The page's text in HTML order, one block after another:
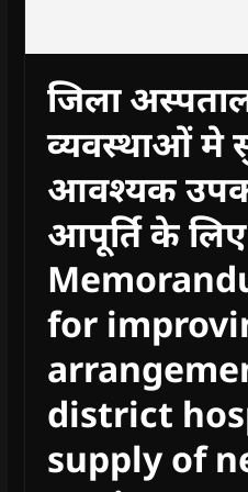
जिला
व्यवस्थाओं मे
आवश्यक
आपूर्ति के लिए
for
district
supply of